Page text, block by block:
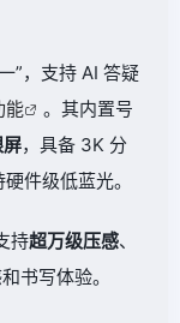
”，支持 AI 答疑
能
。其内置号
，具备 3K 分
件级低蓝光。
持超万级压感、
书写体验。